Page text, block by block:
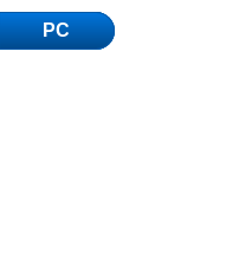
PC